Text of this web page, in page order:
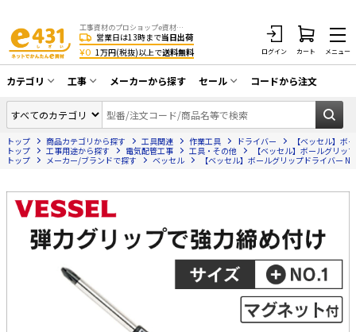
工事資材のプロショップe資材 CATV・アンテナ・防犯・光・LAN・電気・空調工事など
営業日は13時まで当日出荷
¥0 1万円(税抜)以上で送料無料 ログイン カート メニュー
カテゴリ
同軸ケーブル／テレビ用接栓／関連工具
アンテナ・取付金具・ブースター／CATV
部材類
防犯工事関連
HDMIケーブル・周辺機器／RCAケーブル
電話線／コネクタ／アダプタ
光ファイバー・融着接続機関連
LANケーブル・コネクタ・関連資材/機器
工事
CATV・アンテナ工事
光工事・FTTH工事
防犯カメラ工事
LAN配線工事
EV充電設備工事
メーカーから探す セール
在庫一掃セール
コードから注文
トップ 商品カテゴリから探す 工具関連 作業工具 ドライバー
【ベッセル】
トップ
工事用途から探す 電気配管工事 工具・その他
【ベッセル】ボールグリ
トップ
メーカー/ブランドで探す ベッセル 【ベッセル】ボールグリップドライバー